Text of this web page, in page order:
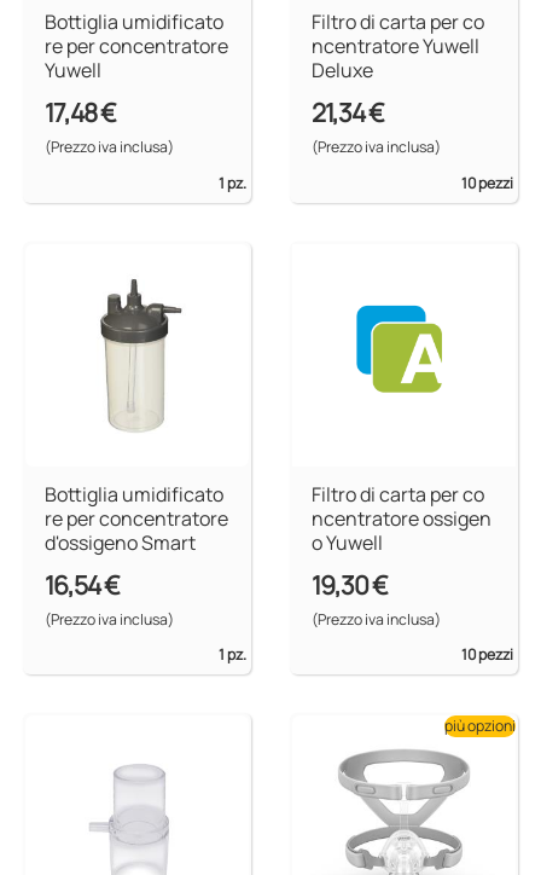
Bottiglia umidificato
re per concentratore
Yuwell
17,48 €
(Prezzo iva inclusa)
1 pz.
Filtro di carta per co
ncentratore Yuwell
Deluxe
21,34 €
(Prezzo iva inclusa)
10 pezzi
Bottiglia umidificato
re per concentratore
d'ossigeno Smart
16,54 €
(Prezzo iva inclusa)
1 pz.
Filtro di carta per co
ncentratore ossigen
o Yuwell
19,30 €
(Prezzo iva inclusa)
10 pezzi
più opzioni